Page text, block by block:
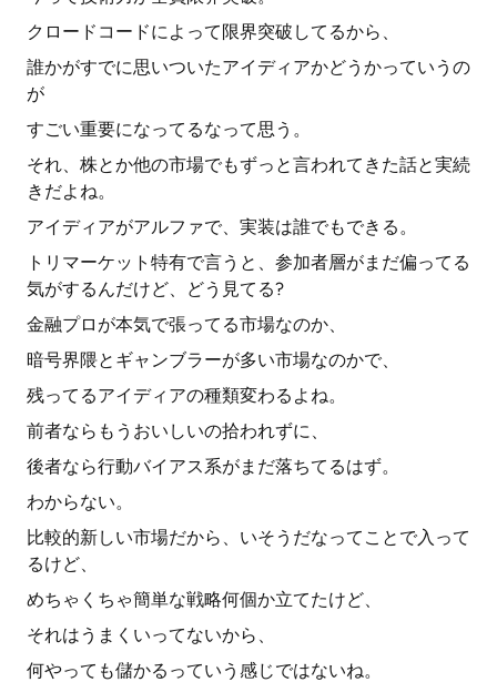
クロードコードによって限界突破してるから、
誰かがすでに思いついたアイディアかどうかっていうの
が
すごい重要になってるなって思う。
それ、株とか他の市場でもずっと言われてきた話と実続
きだよね。
アイディアがアルファで、実装は誰でもできる。
トリマーケット特有で言うと、参加者層がまだ偏ってる
気がするんだけど、どう見てる?
金融プロが本気で張ってる市場なのか、
暗号界隈とギャンブラーが多い市場なのかで、
残ってるアイディアの種類変わるよね。
前者ならもうおいしいの拾われずに、
後者なら行動バイアス系がまだ落ちてるはず。
わからない。
比較的新しい市場だから、いそうだなってことで入って
るけど、
めちゃくちゃ簡単な戦略何個か立てたけど、
それはうまくいってないから、
何やっても儲かるっていう感じではないね。